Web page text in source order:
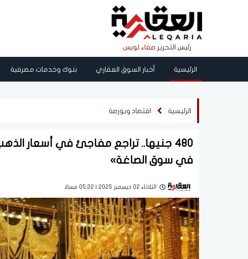
رئيس التحرير صفاء لويس
الرئيسية أخبار السوق العقاري بنوك وخدمات مصرفية
الرئيسية اقتصاد وبورصة
480 جنيها.. تراجع مفاجئ في أسعار
في سوق الصاغة»
الثلاثاء 02 ديسمبر 2025 | 05:22 مساءً